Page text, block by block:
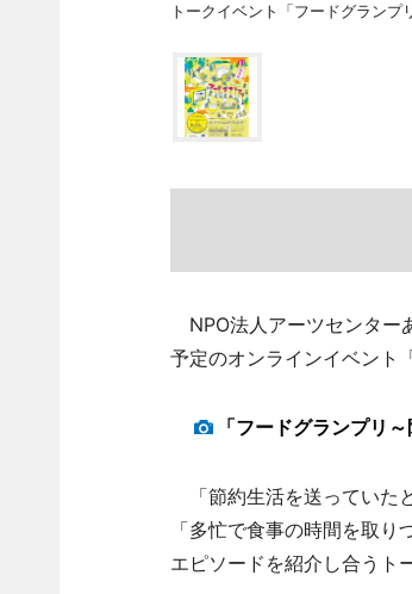
トークイベント「フードグランプ
NPO法人アーツセンター
予定のオンラインイベント
「フードグランプリ
「節約生活を送っていた
「多忙で食事の時間を取
エピソードを紹介し合うト